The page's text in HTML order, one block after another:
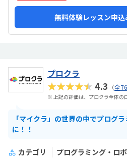
無料体験レッスン申込
プロクラ
★★★★★4.3 （全
※ 上記の評価は、プロクラ全体の
「マイクラ」の世界の中でプログ
に！！
カテゴリ プログラミング・ロ